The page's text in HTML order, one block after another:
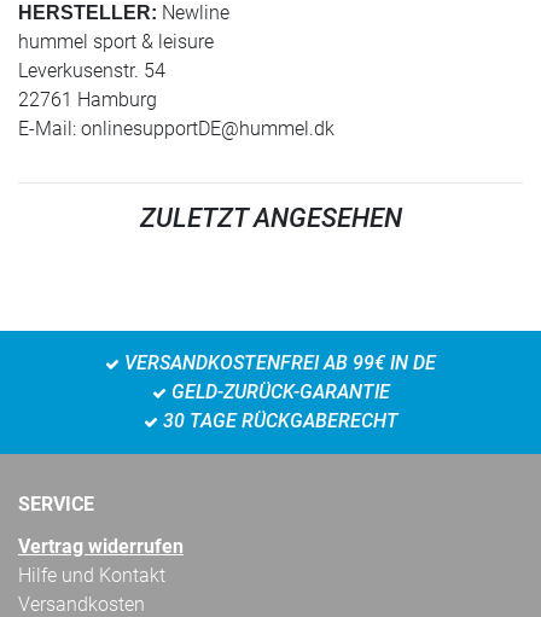
HERSTELLER: Newline
hummel sport & leisure
Leverkusenstr. 54
22761 Hamburg
E-Mail: onlinesupportDE@hummel.dk
ZULETZT ANGESEHEN
VERSANDKOSTENFREI AB 99€ IN DE
GELD-ZURÜCK-GARANTIE
30 TAGE RÜCKGABERECHT
SERVICE
Vertrag widerrufen
Hilfe und Kontakt
Versandkosten